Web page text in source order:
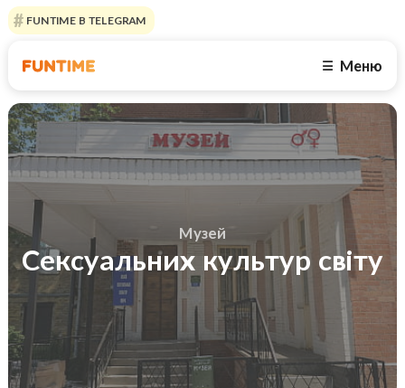
FUNTIME В TELEGRAM
☰ Меню
Музей
Сексуальних культур світу